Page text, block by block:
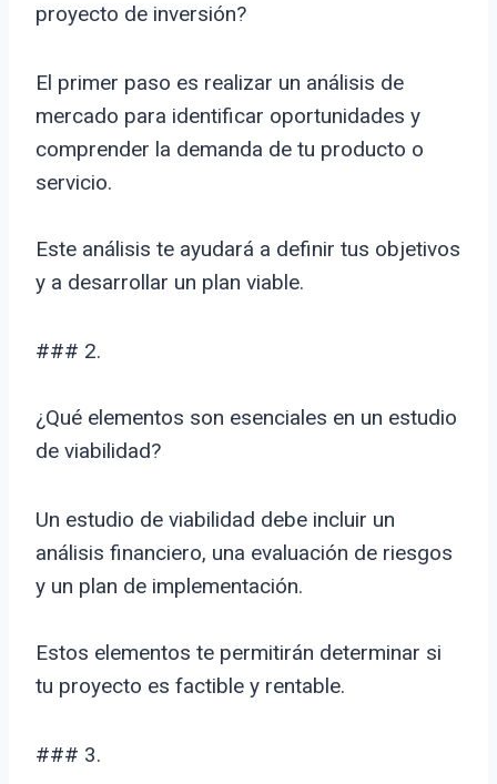
proyecto de inversión?
El primer paso es realizar un análisis de
mercado para identificar oportunidades y
comprender la demanda de tu producto o
servicio.
Este análisis te ayudará a definir tus objetivos
y a desarrollar un plan viable.
### 2.
¿Qué elementos son esenciales en un estudio
de viabilidad?
Un estudio de viabilidad debe incluir un
análisis financiero, una evaluación de riesgos
y un plan de implementación.
Estos elementos te permitirán determinar si
tu proyecto es factible y rentable.
### 3.